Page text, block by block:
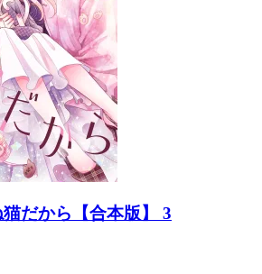
だから【合本版】 3